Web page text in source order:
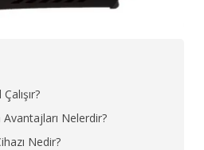
Nelerdir?
Nedir?